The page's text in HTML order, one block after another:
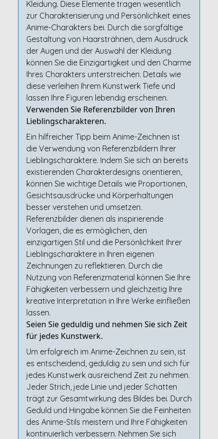
Kleidung. Diese Elemente tragen wesentlich
zur Charakterisierung und Persönlichkeit eines
Anime-Charakters bei. Durch die sorgfältige
Gestaltung von Haarsträhnen, dem Ausdruck
der Augen und der Auswahl der Kleidung
können Sie die Einzigartigkeit und den Charme
Ihres Charakters unterstreichen. Details wie
diese verleihen Ihrem Kunstwerk Tiefe und
lassen Ihre Figuren lebendig erscheinen.
Verwenden Sie Referenzbilder von Ihren
Lieblingscharakteren.
Ein hilfreicher Tipp beim Anime-Zeichnen ist
die Verwendung von Referenzbildern Ihrer
Lieblingscharaktere. Indem Sie sich an bereits
existierenden Charakterdesigns orientieren,
können Sie wichtige Details wie Proportionen,
Gesichtsausdrücke und Körperhaltungen
besser verstehen und umsetzen.
Referenzbilder dienen als inspirierende
Vorlagen, die es ermöglichen, den
einzigartigen Stil und die Persönlichkeit Ihrer
Lieblingscharaktere in Ihren eigenen
Zeichnungen zu reflektieren. Durch die
Nutzung von Referenzmaterial können Sie Ihre
Fähigkeiten verbessern und gleichzeitig Ihre
kreative Interpretation in Ihre Werke einfließen
lassen.
Seien Sie geduldig und nehmen Sie sich Zeit
für jedes Kunstwerk.
Um erfolgreich im Anime-Zeichnen zu sein, ist
es entscheidend, geduldig zu sein und sich für
jedes Kunstwerk ausreichend Zeit zu nehmen.
Jeder Strich, jede Linie und jeder Schatten
trägt zur Gesamtwirkung des Bildes bei. Durch
Geduld und Hingabe können Sie die Feinheiten
des Anime-Stils meistern und Ihre Fähigkeiten
kontinuierlich verbessern. Nehmen Sie sich